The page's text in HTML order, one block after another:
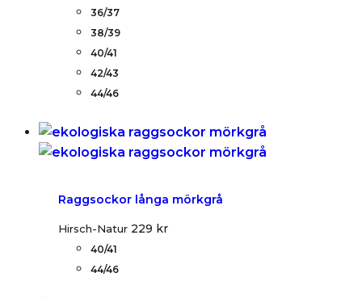
36/37
38/39
40/41
42/43
44/46
Raggsockor långa mörkgrå
Hirsch-Natur 229 kr
40/41
44/46